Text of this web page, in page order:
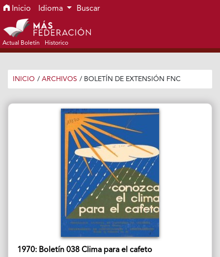
Ir al menú de navegación principal
Ir al contenido principal
Ir al pie de página del sitio
Inicio Idioma Buscar
Actual Boletín Historico
INICIO / ARCHIVOS / BOLETÍN DE EXTENSIÓN FNC
1970: Boletín 038 Clima para el cafeto